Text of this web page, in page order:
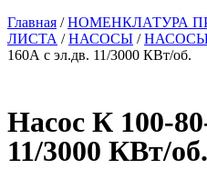
Главная /НОМЕНКЛАТУРА
ЛИСТА /НАСОСЫ /
160А с эл.дв. 11/3000 КВт/об.
Насос К 100-
11/3000 КВт/об.